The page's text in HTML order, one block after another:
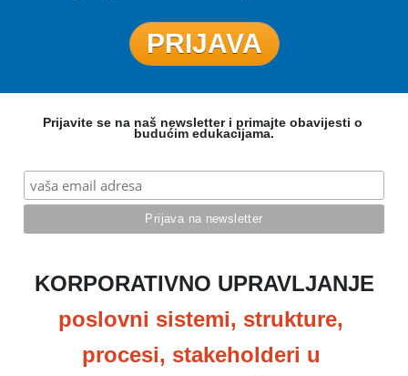
PRIJAVA
Prijavite se na naš newsletter i primajte obavijesti o
budućim edukacijama.
poslovni sistemi, strukture,
procesi, stakeholderi u